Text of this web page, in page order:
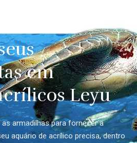
em
Leyu
armadilhas para fornecer a
aquário de acrílico precisa, dentro